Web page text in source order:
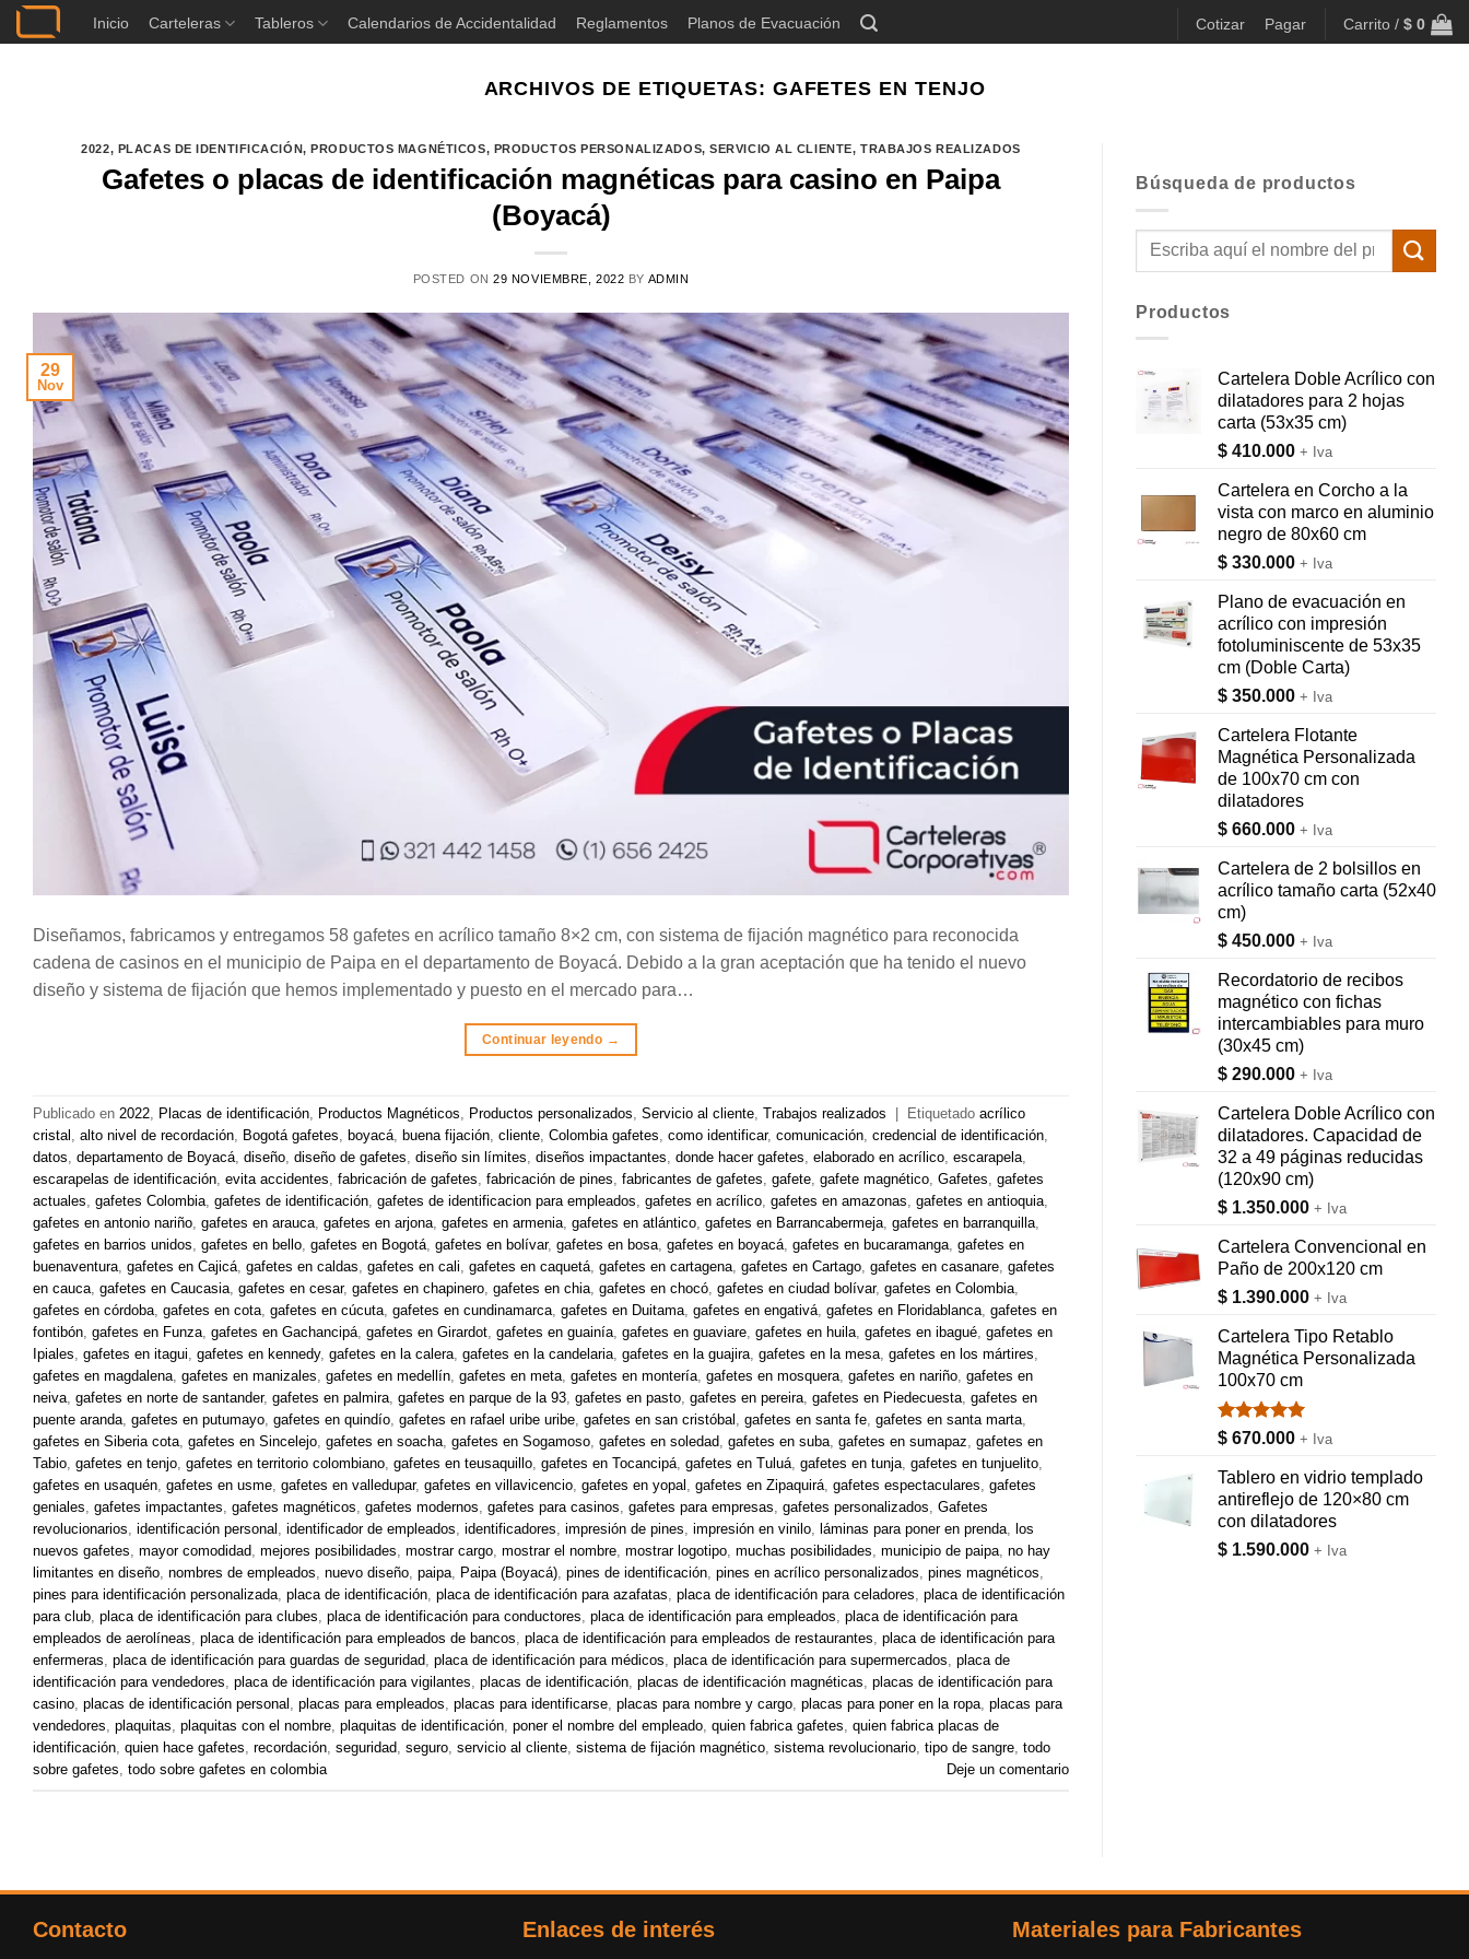
Saltar
al
Inicio Carteleras Tableros Calendarios de Accidentalidad Reglamentos Planos de Evacuación Cotizar Pagar Carrito / $ 0
ARCHIVOS DE ETIQUETAS: GAFETES EN TENJO
2022, PLACAS DE IDENTIFICACIÓN,PRODUCTOS MAGNÉTICOS, PRODUCTOS PERSONALIZADOS,SERVICIO AL CLIENTE, TRABAJOS REALIZADOS
Gafetes o placas de identificación magnéticas para casino en Paipa
(Boyacá)
POSTED ON29 NOVIEMBRE, 2022 BY ADMIN
29
Nov
Diseñamos, fabricamos y entregamos 58 gafetes en acrílico tamaño 8×2 cm, con sistema de fijación magnético para reconocida
cadena de casinos en el municipio de Paipa en el departamento de Boyacá. Debido a la gran aceptación que ha tenido el nuevo
diseño y sistema de fijación que hemos implementado y puesto en el mercado para…
Continuar leyendo →
Publicado en 2022, Placas de identificación, Productos Magnéticos, Productos personalizados, Servicio al cliente, Trabajos realizados Etiquetado acrílico
cristal , alto nivel de recordación, Bogotá gafetes, boyacá, buena fijación, cliente, Colombia gafetes, como identificar, comunicación, credencial de identificación,
datos, departamento de Boyacá, diseño, diseño de gafetes, diseño sin límites, diseños impactantes, donde hacer gafetes, elaborado en acrílico, escarapela,
escarapelas de identificación, evita accidentes, fabricación de gafetes, fabricación de pines, fabricantes de gafetes, gafete, gafete magnético, Gafetes, gafetes
actuales, gafetes Colombia, gafetes de identificación, gafetes de identificacion para empleados, gafetes en acrílico, gafetes en amazonas, gafetes en antioquia,
gafetes en antonio nariño, gafetes en arauca, gafetes en arjona, gafetes en armenia, gafetes en atlántico, gafetes en Barrancabermeja, gafetes en barranquilla,
gafetes en barrios unidos, gafetes en bello, gafetes en Bogotá, gafetes en bolívar, gafetes en bosa, gafetes en boyacá, gafetes en bucaramanga, gafetes en
buenaventura, gafetes en Cajicá, gafetes en caldas, gafetes en cali, gafetes en caquetá, gafetes en cartagena, gafetes en Cartago, gafetes en casanare, gafetes
en cauca, gafetes en Caucasia, gafetes en cesar, gafetes en chapinero, gafetes en chia, gafetes en chocó, gafetes en ciudad bolívar, gafetes en Colombia,
gafetes en córdoba, gafetes en cota, gafetes en cúcuta, gafetes en cundinamarca, gafetes en Duitama, gafetes en engativá, gafetes en Floridablanca, gafetes en
fontibón, gafetes en Funza, gafetes en Gachancipá, gafetes en Girardot, gafetes en guainía, gafetes en guaviare, gafetes en huila, gafetes en ibagué, gafetes en
Ipiales, gafetes en itagui, gafetes en kennedy, gafetes en la calera, gafetes en la candelaria, gafetes en la guajira, gafetes en la mesa, gafetes en los mártires,
gafetes en magdalena, gafetes en manizales, gafetes en medellín, gafetes en meta, gafetes en montería, gafetes en mosquera, gafetes en nariño, gafetes en
neiva, gafetes en norte de santander, gafetes en palmira, gafetes en parque de la 93, gafetes en pasto, gafetes en pereira, gafetes en Piedecuesta, gafetes en
puente aranda, gafetes en putumayo, gafetes en quindío, gafetes en rafael uribe uribe, gafetes en san cristóbal , gafetes en santa fe, gafetes en santa marta,
gafetes en Siberia cota, gafetes en Sincelejo, gafetes en soacha, gafetes en Sogamoso, gafetes en soledad, gafetes en suba, gafetes en sumapaz, gafetes en
Tabio, gafetes en tenjo, gafetes en territorio colombiano, gafetes en teusaquillo, gafetes en Tocancipá, gafetes en Tuluá, gafetes en tunja, gafetes en tunjuelito,
gafetes en usaquén, gafetes en usme, gafetes en valledupar, gafetes en villavicencio, gafetes en yopal , gafetes en Zipaquirá, gafetes espectaculares, gafetes
geniales, gafetes impactantes, gafetes magnéticos, gafetes modernos, gafetes para casinos, gafetes para empresas, gafetes personalizados, Gafetes
revolucionarios, identificación personal , identificador de empleados, identificadores, impresión de pines, impresión en vinilo, láminas para poner en prenda, los
nuevos gafetes, mayor comodidad, mejores posibilidades, mostrar cargo, mostrar el nombre, mostrar logotipo, muchas posibilidades, municipio de paipa, no hay
limitantes en diseño, nombres de empleados, nuevo diseño, paipa, Paipa (Boyacá), pines de identificación, pines en acrílico personalizados, pines magnéticos,
pines para identificación personalizada, placa de identificación, placa de identificación para azafatas, placa de identificación para celadores, placa de identificación
para club, placa de identificación para clubes, placa de identificación para conductores, placa de identificación para empleados, placa de identificación para
empleados de aerolíneas, placa de identificación para empleados de bancos, placa de identificación para empleados de restaurantes, placa de identificación para
enfermeras, placa de identificación para guardas de seguridad, placa de identificación para médicos, placa de identificación para supermercados, placa de
identificación para vendedores, placa de identificación para vigilantes, placas de identificación, placas de identificación magnéticas, placas de identificación para
casino, placas de identificación personal , placas para empleados, placas para identificarse, placas para nombre y cargo, placas para poner en la ropa, placas para
vendedores, plaquitas, plaquitas con el nombre, plaquitas de identificación, poner el nombre del empleado, quien fabrica gafetes, quien fabrica placas de
identificación, quien hace gafetes, recordación, seguridad, seguro, servicio al cliente, sistema de fijación magnético, sistema revolucionario, tipo de sangre, todo
sobre gafetes, todo sobre gafetes en colombia Deje un comentario
Búsqueda de productos
Buscar
Productos
Cartelera Doble Acrílico con
dilatadores para 2 hojas
carta (53x35 cm)
$ 410.000 + Iva
Cartelera en Corcho a la
vista con marco en aluminio
negro de 80x60 cm
$ 330.000 + Iva
Plano de evacuación en
acrílico con impresión
fotoluminiscente de 53x35
cm (Doble Carta)
$ 350.000 + Iva
Cartelera Flotante
Magnética Personalizada
de 100x70 cm con
dilatadores
$ 660.000 + Iva
Cartelera de 2 bolsillos en
acrílico tamaño carta (52x40
cm)
$ 450.000 + Iva
Recordatorio de recibos
magnético con fichas
intercambiables para muro
(30x45 cm)
$ 290.000 + Iva
Cartelera Doble Acrílico con
dilatadores. Capacidad de
32 a 49 páginas reducidas
(120x90 cm)
$ 1.350.000 + Iva
Cartelera Convencional en
Paño de 200x120 cm
$ 1.390.000 + Iva
Cartelera Tipo Retablo
Magnética Personalizada
100x70 cm
Valorado
de 5
$ 670.000 + Iva
Tablero en vidrio templado
antireflejo de 120×80 cm
con dilatadores
$ 1.590.000 + Iva
Contacto Enlaces de interés Materiales para Fabricantes